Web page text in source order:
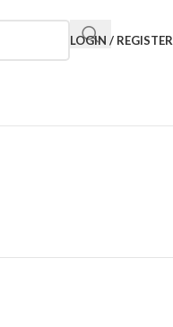
LOGIN / REGISTER